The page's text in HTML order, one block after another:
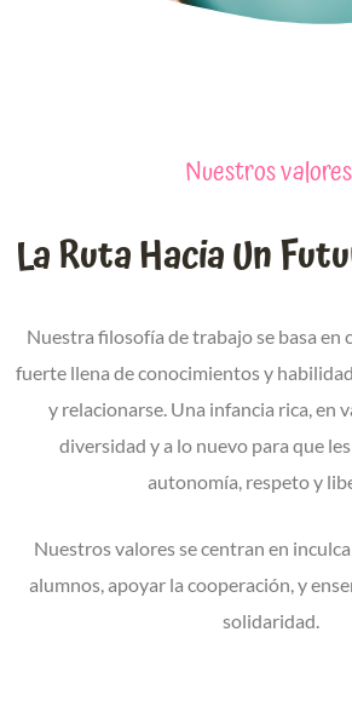
Nuestros valores
La Ruta Hacia Un
Nuestra filosofía de trabajo se basa en
fuerte llena de conocimientos y
y relacionarse. Una infancia rica, en
diversidad y a lo nuevo para que
autonomía, respeto y
Nuestros valores se centran en
alumnos, apoyar la cooperación, y
solidaridad.